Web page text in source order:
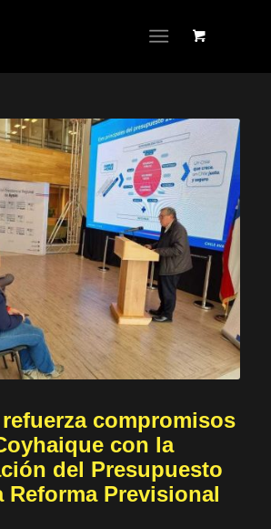
compromisos
con la
del Presupuesto
Reforma Previsional